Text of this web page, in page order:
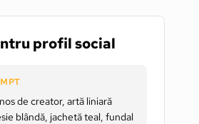
profil social
de creator, artă liniară
blândă, jachetă teal, fundal